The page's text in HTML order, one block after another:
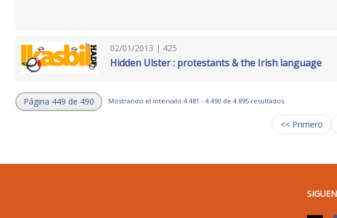
02/01/2013 | 425
Hidden Ulster : protestants & the Irish language
Página 449 de 490 Mostrando el intervalo 4.481 - 4.490 de 4.895 resultados.
<< Primero